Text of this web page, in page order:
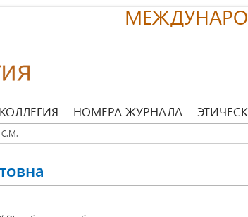
НОМЕРА ЖУРНАЛА
С.М.